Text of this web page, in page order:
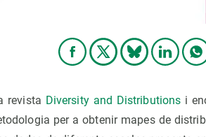
revista Diversity and Distributions i
per a obtenir mapes de